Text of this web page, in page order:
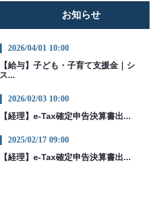
お知らせ
2026/04/01 10:00
【給与】子ども・子育て支援金｜シ
ス...
2026/02/03 10:00
【経理】e-Tax確定申告決算書出...
2025/02/17 09:00
【経理】e-Tax確定申告決算書出...